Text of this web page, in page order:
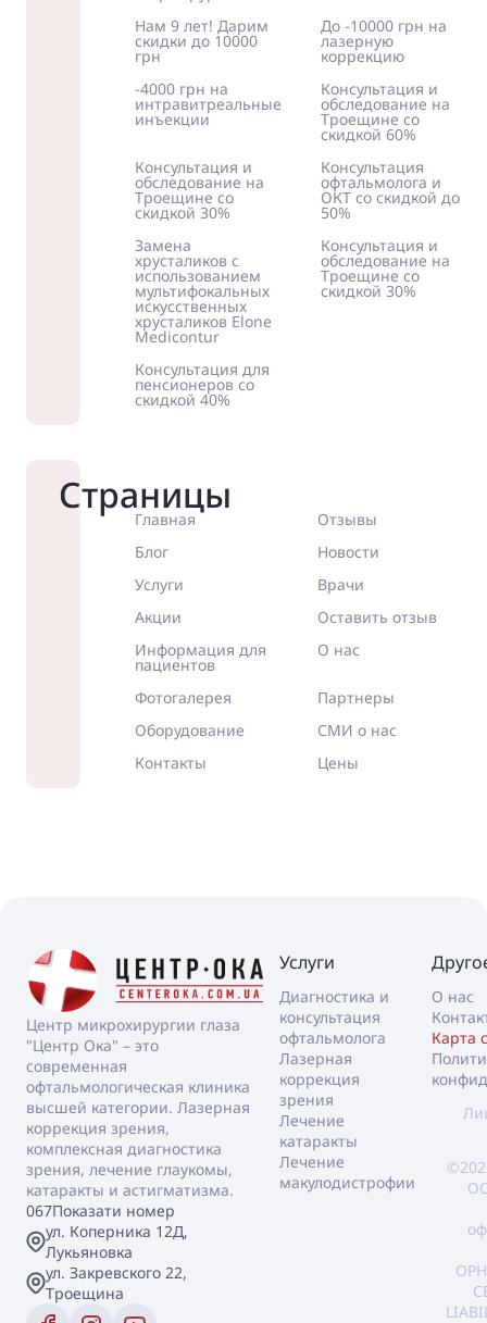
Нам 9 лет! Дарим
скидки до 10000
грн
До -10000 грн на
лазерную
коррекцию
-4000 грн на
интравитреальные
инъекции
Консультация и
обследование на
Троещине со
скидкой 60%
Консультация и
обследование на
Троещине со
скидкой 30%
Консультация
офтальмолога и
ОКТ со скидкой до
50%
Замена
хрусталиков с
использованием
мультифокальных
искусственных
хрусталиков Elone
Medicontur
Консультация и
обследование на
Троещине со
скидкой 30%
Консультация для
пенсионеров со
скидкой 40%
Страницы
Главная
Отзывы
Блог
Новости
Услуги
Врачи
Акции
Оставить отзыв
Информация для
пациентов
О нас
Фотогалерея
Партнеры
Оборудование
СМИ о нас
Контакты
Цены
Центр микрохирургии глаза
"Центр Ока" – это
современная
офтальмологическая клиника
высшей категории. Лазерная
коррекция зрения,
комплексная диагностика
зрения, лечение глаукомы,
катаракты и астигматизма.
067Показати номер
ул. Коперника 12Д,
Лукьяновка
ул. Закревского 22,
Троещина
Услуги
Диагностика и
консультация
офтальмолога
Лазерная
коррекция
зрения
Лечение
катаракты
Лечение
макулодистрофии
О нас
Карта